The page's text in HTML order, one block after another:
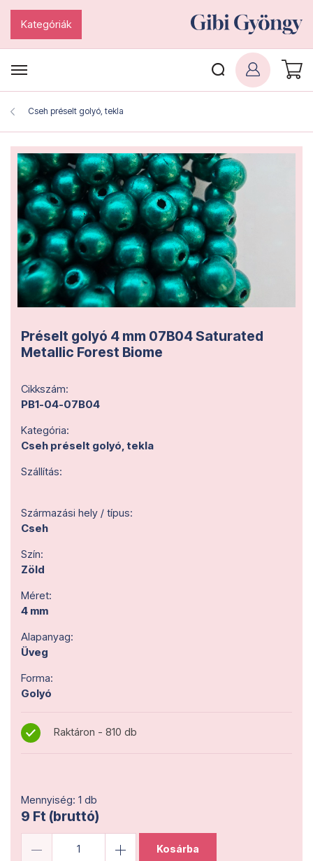
Kategóriák
Cseh préselt golyó, tekla
Préselt golyó 4 mm 07B04 Saturated
Metallic Forest Biome
Cikkszám:
PB1-04-07B04
Kategória:
Cseh préselt golyó, tekla
Szállítás:
Származási hely / típus:
Cseh
Szín:
Zöld
Méret:
4 mm
Alapanyag:
Üveg
Forma:
Golyó
Raktáron - 810 db
Mennyiség: 1 db
9 Ft (bruttó)
Kosárba